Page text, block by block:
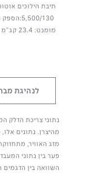
תיבת הילוכים אוטומטית עם 8
מומנט: 23.4 קג"מ
לנהיגת
נתוני צריכת הדלק
מהיצרן. נתונים
מזג האוויר,
פער בין נתוני
השוואה בין הדגמים